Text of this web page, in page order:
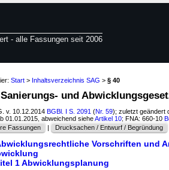
- alle Fassungen seit 2006
Start > Inhaltsverzeichnis SAG > § 40
und
v. 10.12.2014 BGBl. I S. 2091 (Nr. 59); zuletzt geändert
01.01.2015, abweichend sieheArtikel 10; FNA: 660-10
Fassungen
| Drucksachen / Entwurf / Begründung
Vorschriften und
1 Abwicklungsplanung